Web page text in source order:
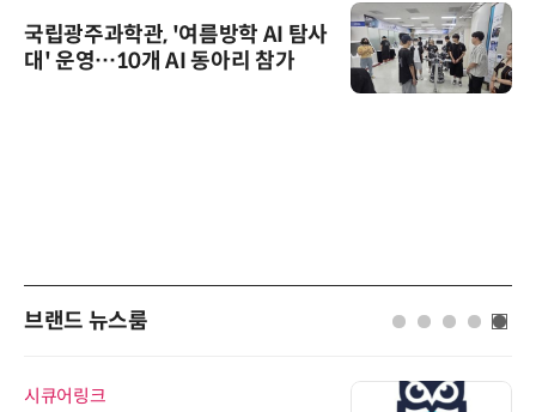
국립광주과학관, '여름방학 AI 탐사
대' 운영…10개 AI 동아리 참가
브랜드 뉴스룸
시큐어링크